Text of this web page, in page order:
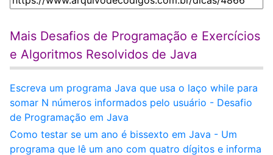
Mais Desafios de Programação e Exercícios
e Algoritmos Resolvidos de Java
Escreva um programa Java que usa o laço while para
somar N números informados pelo usuário - Desafio
de Programação em Java
Como testar se um ano é bissexto em Java - Um
programa que lê um ano com quatro dígitos e informa